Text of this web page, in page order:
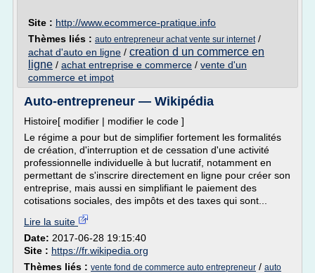
Site : http://www.ecommerce-pratique.info
Thèmes liés : auto entrepreneur achat vente sur internet/
achat d'auto en ligne / creation d un commerce en
ligne / achat entreprise e commerce / vente d'un
commerce et impot
Auto-entrepreneur — Wikipédia
Histoire[ modifier | modifier le code ]
Le régime a pour but de simplifier fortement les formalités
de création, d'interruption et de cessation d'une activité
professionnelle individuelle à but lucratif, notamment en
permettant de s'inscrire directement en ligne pour créer son
entreprise, mais aussi en simplifiant le paiement des
cotisations sociales, des impôts et des taxes qui sont...
Lire la suite
Date: 2017-06-28 19:15:40
Site : https://fr.wikipedia.org
Thèmes liés : vente fond de commerce auto entrepreneur / auto